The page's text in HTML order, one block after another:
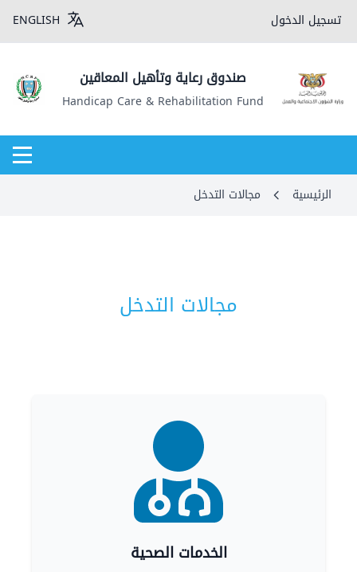
تسجيل الدخول ENGLISH
صندوق رعاية وتأهيل المعاقين
Handicap Care & Rehabilitation Fund
الرئيسية مجالات التدخل
مجالات التدخل
الخدمات الصحية